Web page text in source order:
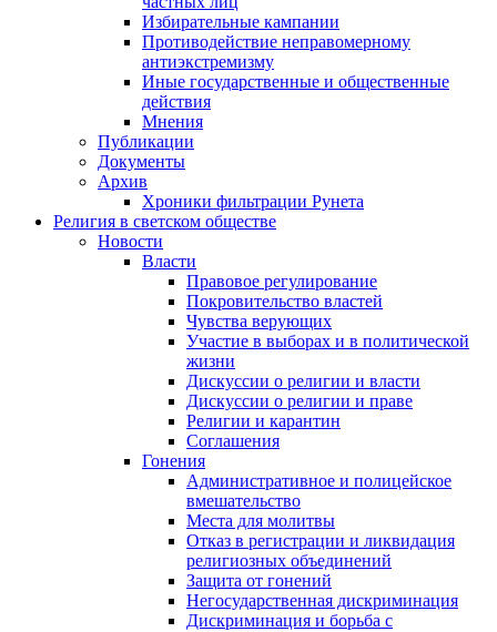
Избирательные кампании
Противодействие неправомерному
антиэкстремизму
Иные государственные и общественные
действия
Мнения
Публикации
Документы
Архив
Хроники фильтрации Рунета
Религия в светском обществе
Новости
Власти
Правовое регулирование
Покровительство властей
Чувства верующих
Участие в выборах и в политической
жизни
Дискуссии о религии и власти
Дискуссии о религии и праве
Религии и карантин
Соглашения
Гонения
Административное и полицейское
вмешательство
Места для молитвы
Отказ в регистрации и ликвидация
религиозных объединений
Защита от гонений
Негосударственная дискриминация
Дискриминация и борьба с